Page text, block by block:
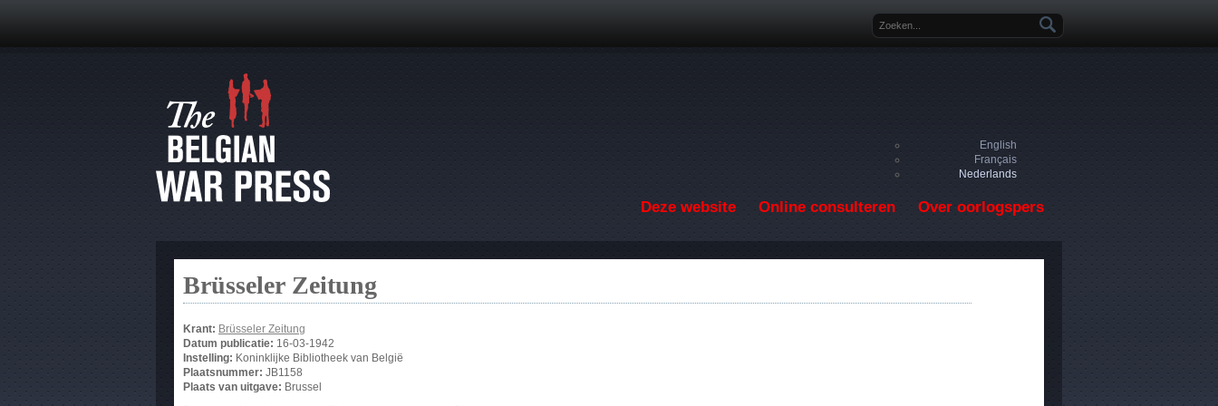
Zoekveld
English
Français
Nederlands
Deze website Online consulteren Over oorlogspers
Brüsseler Zeitung
Krant: Brüsseler Zeitung
Datum publicatie: 16-03-1942
Instelling: Koninklijke Bibliotheek van België
Plaatsnummer: JB1158
Plaats van uitgave: Brussel